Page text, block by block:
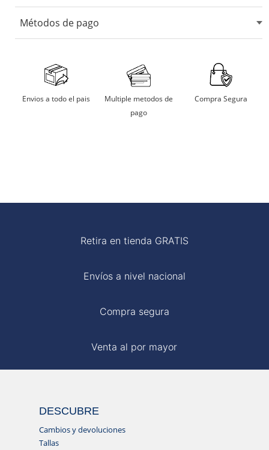
No usar maquina secadora.
Secarlo en sombra.
Planchar a temperatura moderada
Métodos de pago
Aceptamos tarjetas de crédito, débito, transferencias
bancarias y billeteras digitales.
Envios a todo el pais
Multiple metodos de
pago
Compra Segura
Retira en tienda GRATIS
Envíos a nivel nacional
Compra segura
Venta al por mayor
DESCUBRE
Cambios y devoluciones
Tallas